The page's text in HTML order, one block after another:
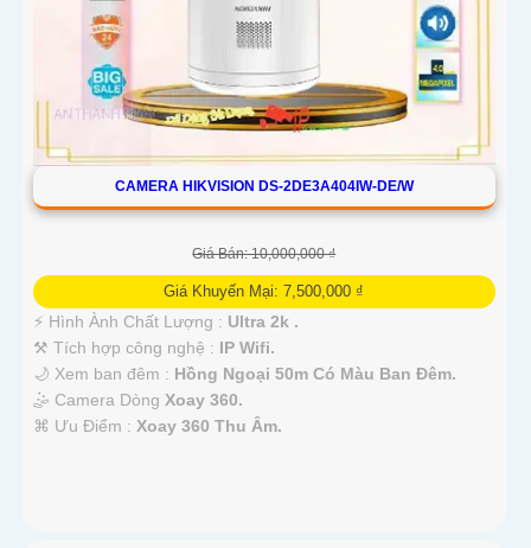
CAMERA HIKVISION DS-2DE3A404IW-DE/W
Giá Bán: 10,000,000 ₫
Giá Khuyến Mại: 7,500,000 ₫
️⚡ Hình Ành Chất Lượng : Ultra 2k .
⚒ Tích hợp công nghệ : IP Wifi.
🌙 Xem ban đêm : Hồng Ngoại 50m Có Màu Ban Đêm.
🤹 Camera Dòng Xoay 360.
️⌘ Ưu Điểm : Xoay 360 Thu Âm.